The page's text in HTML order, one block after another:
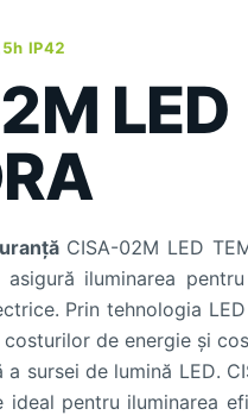
IP42
LED
CISA-02M LED
iluminarea
Prin tehnologia
de energie și
sursei de lumină LED.
pentru iluminarea